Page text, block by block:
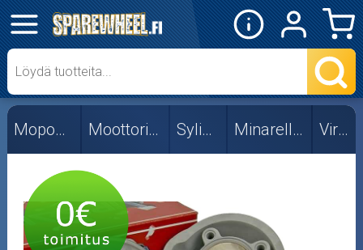
✕
Mopon osat
50cc
Viritys
Skootterin osat
Crossipyörän osat
Mopon osat Moottorin osat Sylinterit Minarelli AM6 Viritys